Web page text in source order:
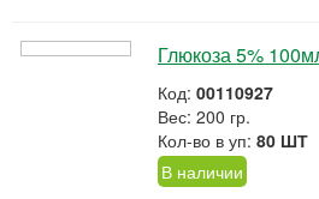
Глюкоза 5%
Код: 00110927
Вес: 200 гр.
Кол-во в уп: 80 ШТ
В наличии